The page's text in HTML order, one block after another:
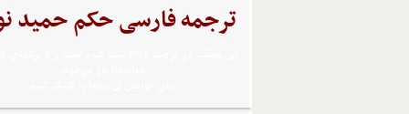
ترجمه فارسی حکم حمید